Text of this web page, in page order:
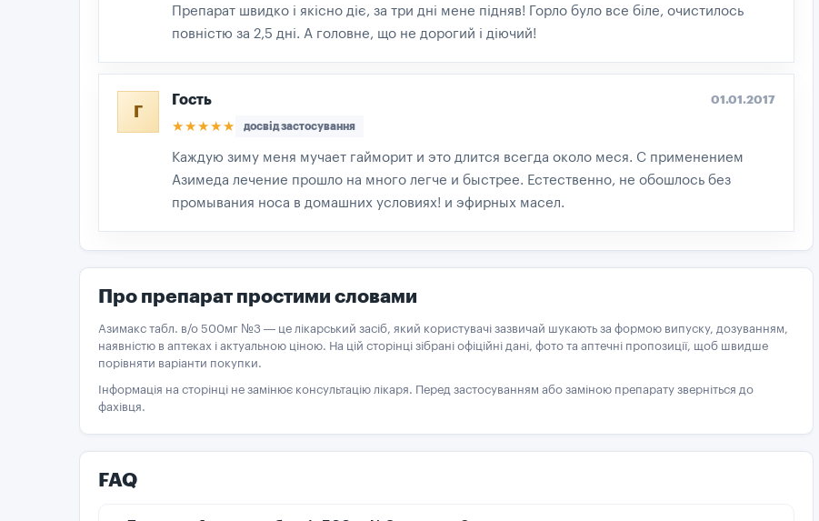
Препарат швидко і якісно діє, за три дні мене підняв! Горло було все біле, очистилось
повністю за 2,5 дні. А головне, що не дорогий і діючий!
Г
Гость 01.01.2017
★★★★★ досвід застосування
Каждую зиму меня мучает гайморит и это длится всегда около меся. С применением
Азимеда лечение прошло на много легче и быстрее. Естественно, не обошлось без
промывания носа в домашних условиях! и эфирных масел.
Про препарат простими словами
Азимакс табл. в/о 500мг №3 — це лікарський засіб, який користувачі зазвичай шукають за формою випуску, дозуванням,
наявністю в аптеках і актуальною ціною. На цій сторінці зібрані офіційні дані, фото та аптечні пропозиції, щоб швидше
порівняти варіанти покупки.
Інформація на сторінці не замінює консультацію лікаря. Перед застосуванням або заміною препарату зверніться до
фахівця.
FAQ